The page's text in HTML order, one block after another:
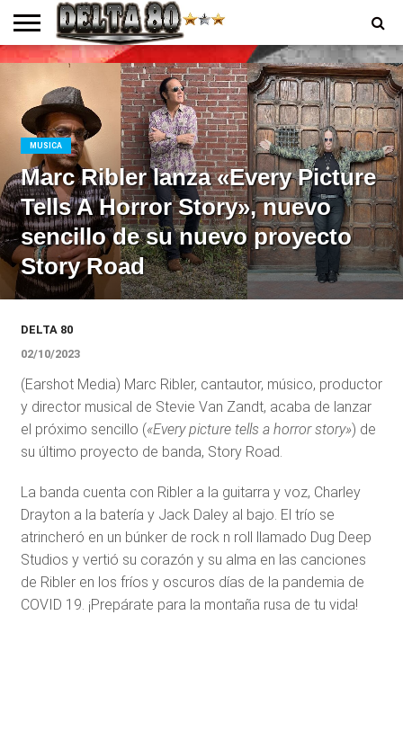
ENTREVISTAS
PREMIOS
PRODUCCIONES
PROGRAMACION
CONTACTO
HOMEPAGE
MUSICA
Marc Ribler lanza «Every Picture
Tells A Horror Story», nuevo
sencillo de su nuevo proyecto
Story Road
DELTA 80
02/10/2023
(Earshot Media) Marc Ribler, cantautor, músico, productor
y director musical de Stevie Van Zandt, acaba de lanzar
el próximo sencillo («Every picture tells a horror story») de
su último proyecto de banda, Story Road.
La banda cuenta con Ribler a la guitarra y voz, Charley
Drayton a la batería y Jack Daley al bajo. El trío se
atrincheró en un búnker de rock n roll llamado Dug Deep
Studios y vertió su corazón y su alma en las canciones
de Ribler en los fríos y oscuros días de la pandemia de
COVID 19. ¡Prepárate para la montaña rusa de tu vida!